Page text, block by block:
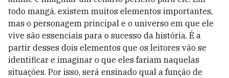
todo mangá, existem muitos elementos importantes,
mas o personagem principal e o universo em que ele
vive são essenciais para o sucesso da história. É a
partir desses dois elementos que os leitores vão se
identificar e imaginar o que eles fariam naquelas
situações. Por isso, será ensinado qual a função de